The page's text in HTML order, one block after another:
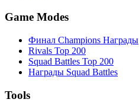
Game Modes
Финал Champions Награды
Rivals Top 200
Squad Battles Top 200
Награды Squad Battles
Tools